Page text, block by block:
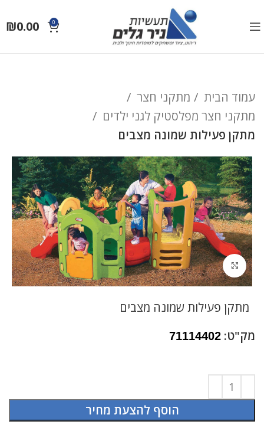
0
₪0.00
עמוד הבית
מתקני חצר
מתקני חצר מפלסטיק לגני ילדים
מתקן פעילות שמונה מצבים
לחץ להגדלה
מתקן פעילות שמונה מצבים
מק"ט: 71114402
הוסף להצעת מחיר